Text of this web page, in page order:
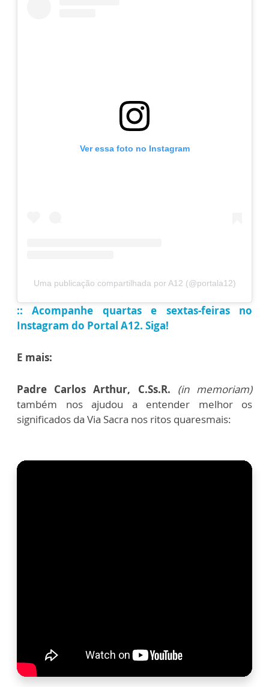
Ver essa foto no Instagram
Uma publicação compartilhada por A12 (@portala12)
:: Acompanhe quartas e sextas-feiras no
Instagram do Portal A12. Siga!
E mais:
Padre Carlos Arthur, C.Ss.R. (in memoriam)
também nos ajudou a entender melhor os
significados da Via Sacra nos ritos quaresmais: